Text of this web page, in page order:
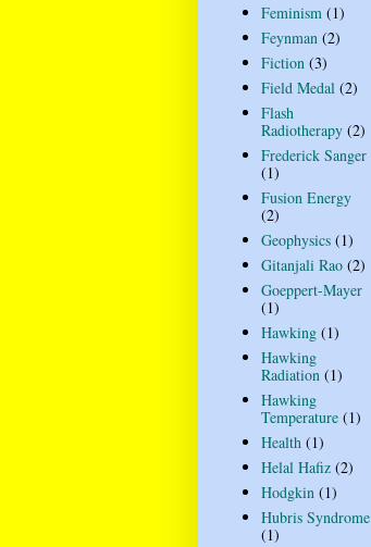
Feminism (1)
Feynman (2)
Fiction (3)
Field Medal (2)
Flash
Radiotherapy (2)
Frederick Sanger
(1)
Fusion Energy
(2)
Geophysics (1)
Gitanjali Rao (2)
Goeppert-Mayer
(1)
Hawking (1)
Hawking
Radiation (1)
Hawking
Temperature (1)
Health (1)
Helal Hafiz (2)
Hodgkin (1)
Hubris Syndrome
(1)